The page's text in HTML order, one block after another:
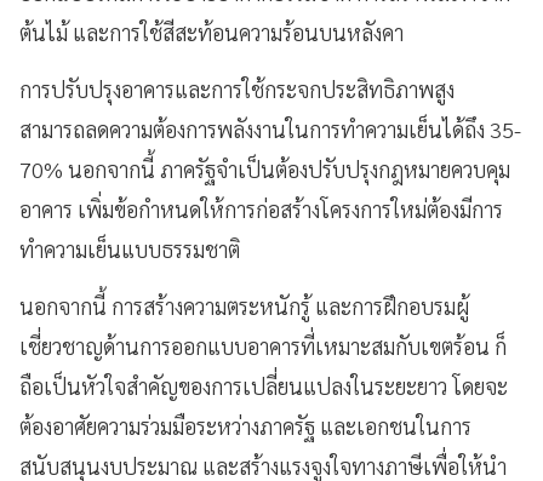
ต้นไม้ และการใช้สีสะท้อนความร้อนบนหลังคา
การปรับปรุงอาคารและการใช้กระจกประสิทธิภาพสูง
สามารถลดความต้องการพลังงานในการทำความเย็นได้ถึง 35-
70% นอกจากนี้ ภาครัฐจำเป็นต้องปรับปรุงกฎหมายควบคุม
อาคาร เพิ่มข้อกำหนดให้การก่อสร้างโครงการใหม่ต้องมีการ
ทำความเย็นแบบธรรมชาติ
นอกจากนี้ การสร้างความตระหนักรู้ และการฝึกอบรมผู้
เชี่ยวชาญด้านการออกแบบอาคารที่เหมาะสมกับเขตร้อน ก็
ถือเป็นหัวใจสำคัญของการเปลี่ยนแปลงในระยะยาว โดยจะ
ต้องอาศัยความร่วมมือระหว่างภาครัฐ และเอกชนในการ
สนับสนุนงบประมาณ และสร้างแรงจูงใจทางภาษีเพื่อให้นำ